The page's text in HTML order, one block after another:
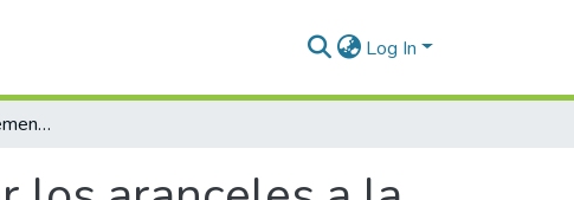
Log In
¿Puede Colombia incrementar los aranceles a la importación de productos agrícolas originarios de los Estados Unidos de América en el marco del acuerdo de promoción comercial suscrito y vigente con dicho país?